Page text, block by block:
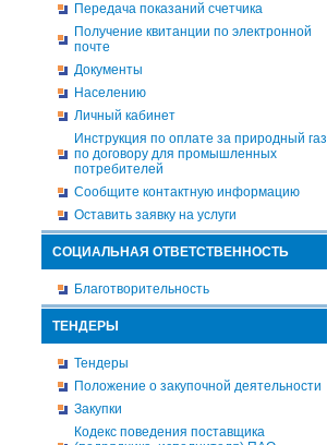
Передача показаний счетчика
Получение квитанции по электронной
почте
Документы
Населению
Личный кабинет
Инструкция по оплате за природный газ
по договору для промышленных
потребителей
Сообщите контактную информацию
Оставить заявку на услуги
СОЦИАЛЬНАЯ ОТВЕТСТВЕННОСТЬ
Благотворительность
ТЕНДЕРЫ
Тендеры
Положение о закупочной деятельности
Закупки
Кодекс поведения поставщика